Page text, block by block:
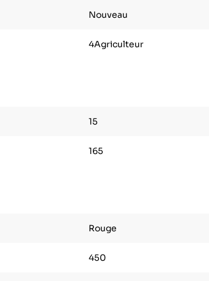
Nouveau
4Agriculteur
15
165
Rouge
450